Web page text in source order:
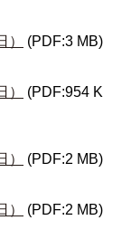
(PDF:3 MB)
(PDF:954 K
(PDF:2 MB)
(PDF:2 MB)